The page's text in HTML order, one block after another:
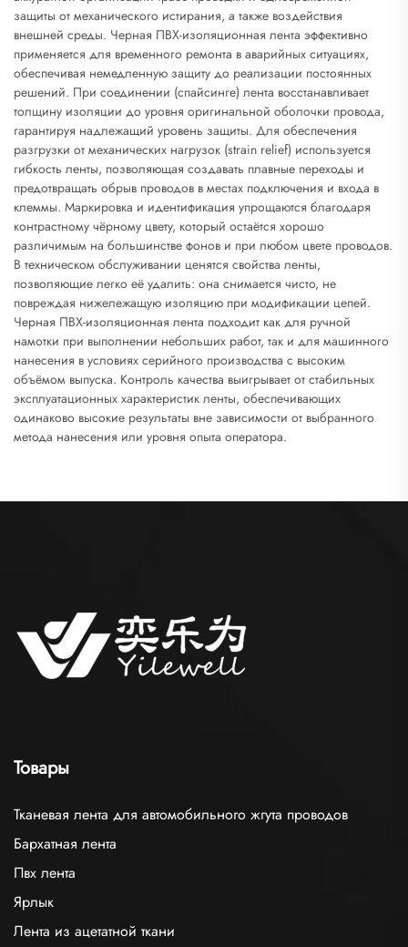
защиты от механического истирания, а также воздействия
внешней среды. Черная ПВХ-изоляционная лента эффективно
применяется для временного ремонта в аварийных ситуациях,
обеспечивая немедленную защиту до реализации постоянных
решений. При соединении (спайсинге) лента восстанавливает
толщину изоляции до уровня оригинальной оболочки провода,
гарантируя надлежащий уровень защиты. Для обеспечения
разгрузки от механических нагрузок (strain relief) используется
гибкость ленты, позволяющая создавать плавные переходы и
предотвращать обрыв проводов в местах подключения и входа в
клеммы. Маркировка и идентификация упрощаются благодаря
контрастному чёрному цвету, который остаётся хорошо
различимым на большинстве фонов и при любом цвете проводов.
В техническом обслуживании ценятся свойства ленты,
позволяющие легко её удалить: она снимается чисто, не
повреждая нижележащую изоляцию при модификации цепей.
Черная ПВХ-изоляционная лента подходит как для ручной
намотки при выполнении небольших работ, так и для машинного
нанесения в условиях серийного производства с высоким
объёмом выпуска. Контроль качества выигрывает от стабильных
эксплуатационных характеристик ленты, обеспечивающих
одинаково высокие результаты вне зависимости от выбранного
метода нанесения или уровня опыта оператора.
Товары
Тканевая лента для автомобильного жгута проводов
Бархатная лента
Пвх лента
Ярлык
Лента из ацетатной ткани